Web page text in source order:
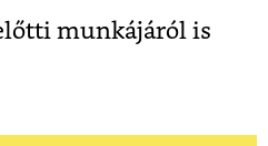
munkájáról is